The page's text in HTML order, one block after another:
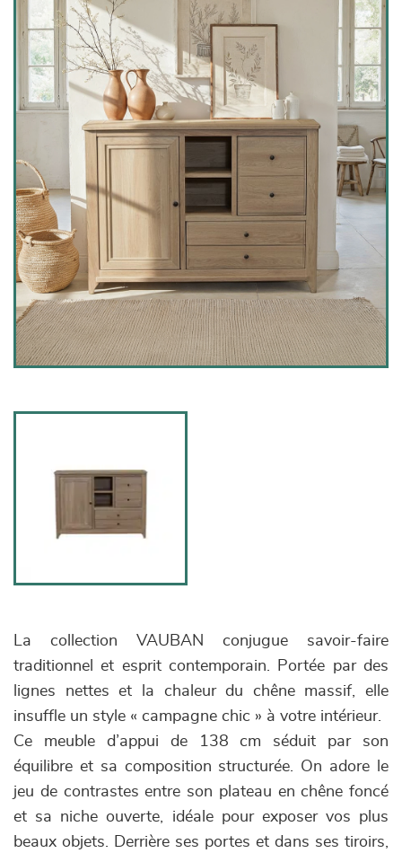
La collection VAUBAN conjugue savoir-faire
traditionnel et esprit contemporain. Portée par des
lignes nettes et la chaleur du chêne massif, elle
insuffle un style « campagne chic » à votre intérieur.
Ce meuble d’appui de 138 cm séduit par son
équilibre et sa composition structurée. On adore le
jeu de contrastes entre son plateau en chêne foncé
et sa niche ouverte, idéale pour exposer vos plus
beaux objets. Derrière ses portes et dans ses tiroirs,